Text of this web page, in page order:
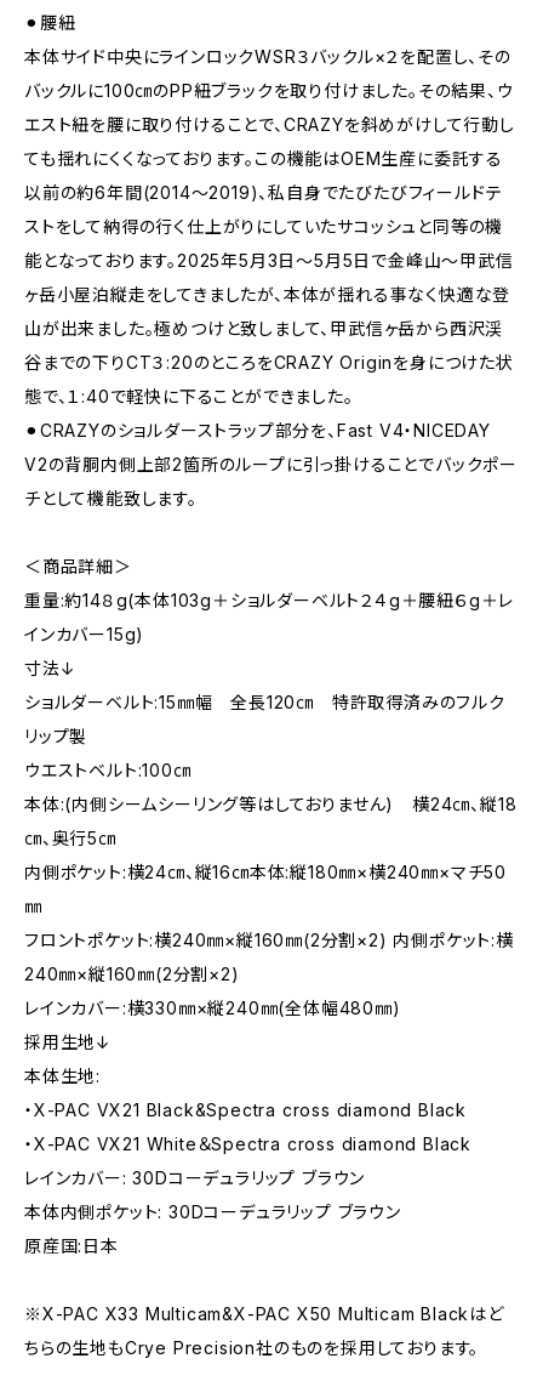
⚫︎腰紐
本体サイド中央にラインロックWSR３バックル×２を配置し、その
バックルに100㎝のPP紐ブラックを取り付けました。その結果、ウ
エスト紐を腰に取り付けることで、CRAZYを斜めがけして行動し
ても揺れにくくなっております。この機能はOEM生産に委託する
以前の約6年間(2014〜2019)、私自身でたびたびフィールドテ
ストをして納得の行く仕上がりにしていたサコッシュと同等の機
能となっております。2025年5月3日〜5月5日で金峰山〜甲武信
ヶ岳小屋泊縦走をしてきましたが、本体が揺れる事なく快適な登
山が出来ました。極めつけと致しまして、甲武信ヶ岳から西沢渓
谷までの下りCT３:20のところをCRAZY Originを身につけた状
態で、１:40で軽快に下ることができました。
⚫︎CRAZYのショルダーストラップ部分を、Fast V4・NICEDAY
V2の背胴内側上部2箇所のループに引っ掛けることでバックポー
チとして機能致します。
＜商品詳細＞
重量:約14８g(本体103g＋ショルダーベルト２４g＋腰紐６g＋レ
インカバー15g)
寸法↓
ショルダーベルト:15㎜幅 全長120㎝ 特許取得済みのフルク
リップ製
ウエストベルト:100㎝
本体:(内側シームシーリング等はしておりません) 横24㎝、縦18
㎝、奥行5㎝
内側ポケット:横24㎝、縦16㎝本体:縦180㎜×横240㎜×マチ50
㎜
フロントポケット:横240㎜×縦160㎜(2分割×2) 内側ポケット:横
240㎜×縦160㎜(2分割×2)
レインカバー:横330㎜×縦240㎜(全体幅480㎜)
採用生地↓
本体生地:
・X-PAC VX21 Black&Spectra cross diamond Black
・X-PAC VX21 White＆Spectra cross diamond Black
レインカバー: 30Dコーデュラリップ ブラウン
本体内側ポケット: 30Dコーデュラリップ ブラウン
原産国:日本
※X-PAC X33 Multicam&X-PAC X50 Multicam Blackはど
ちらの生地もCrye Precision社のものを採用しております。